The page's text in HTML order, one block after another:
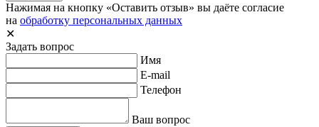
Нажимая на кнопку «Оставить отзыв» вы даёте согласие
на обработку персональных данных
✕
Задать вопрос
Имя
E-mail
Телефон
Ваш вопрос